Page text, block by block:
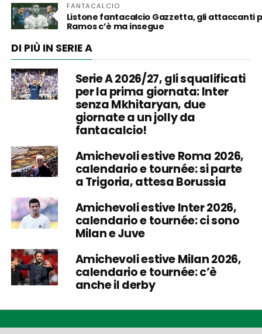
FANTACALCIO
Listone fantacalcio Gazzetta, gli attaccanti
Ramos c’è ma insegue
DI PIÙ IN SERIE A
Serie A 2026/27, gli squalificati
per la prima giornata: Inter
senza Mkhitaryan, due
giornate a un jolly da
fantacalcio!
Amichevoli estive Roma 2026,
calendario e tournée: si parte
a Trigoria, attesa Borussia
Amichevoli estive Inter 2026,
calendario e tournée: ci sono
Milan e Juve
Amichevoli estive Milan 2026,
calendario e tournée: c’è
anche il derby